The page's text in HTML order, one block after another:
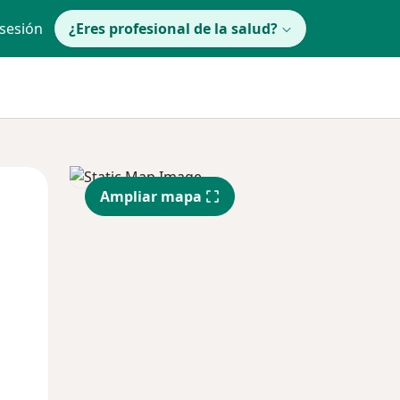
¿Eres profesional de la salud?
Mié
12 Ago
Jue
13 Ago
Ampliar mapa